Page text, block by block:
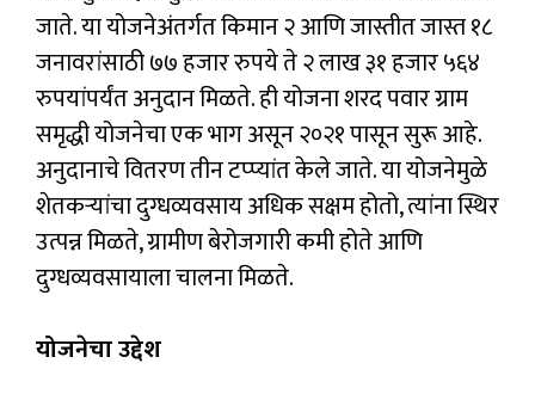
जाते. या योजनेअंतर्गत किमान २ आणि जास्तीत जास्त १८
जनावरांसाठी ७७ हजार रुपये ते २ लाख ३१ हजार ५६४
रुपयांपर्यंत अनुदान मिळते. ही योजना शरद पवार ग्राम
समृद्धी योजनेचा एक भाग असून २०२१ पासून सुरू आहे.
अनुदानाचे वितरण तीन टप्प्यांत केले जाते. या योजनेमुळे
शेतकऱ्यांचा दुग्धव्यवसाय अधिक सक्षम होतो, त्यांना स्थिर
उत्पन्न मिळते, ग्रामीण बेरोजगारी कमी होते आणि
दुग्धव्यवसायाला चालना मिळते.
योजनेचा उद्देश